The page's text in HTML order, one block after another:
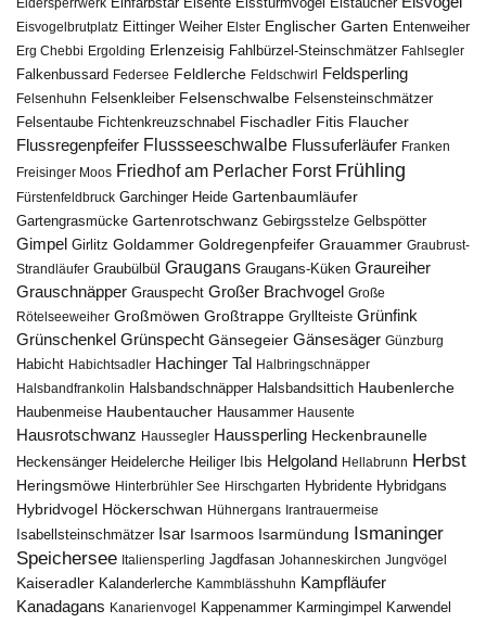
Eidersperrwerk Einfarbstar Eisente Eissturmvogel
Eisvogelbrutplatz Eittinger Weiher Elster Englischer Garten Entenweiher
Erg Chebbi Ergolding Erlenzeisig Fahlbürzel-Steinschmätzer Fahlsegler
Falkenbussard Federsee Feldlerche Feldschwirl Feldsperling
Felsenhuhn Felsenkleiber Felsenschwalbe Felsensteinschmätzer
Felsentaube Fichtenkreuzschnabel Fischadler Fitis Flaucher
Flussregenpfeifer Flussseeschwalbe Flussuferläufer Franken
Freisinger Moos Friedhof am Perlacher Forst Frühling
Fürstenfeldbruck Garchinger Heide Gartenbaumläufer
Gartengrasmücke Gartenrotschwanz Gebirgsstelze Gelbspötter
Gimpel Girlitz Goldammer Goldregenpfeifer Grauammer Graubrust-
Strandläufer Graubülbül Graugans Graugans-Küken Graureiher
Grauschnäpper Grauspecht Großer Brachvogel Große
Rötelseeweiher Großmöwen Großtrappe Gryllteiste Grünfink
Grünschenkel Grünspecht Gänsegeier Gänsesäger Günzburg
Habicht Habichtsadler Hachinger Tal Halbringschnäpper
Halsbandfrankolin Halsbandschnäpper Halsbandsittich Haubenlerche
Haubenmeise Haubentaucher Hausammer Hausente
Hausrotschwanz Haussegler Haussperling Heckenbraunelle
Heckensänger Heidelerche Heiliger Ibis Helgoland Hellabrunn Herbst
Heringsmöwe Hinterbrühler See Hirschgarten Hybridente Hybridgans
Hybridvogel Höckerschwan Hühnergans Irantrauermeise
Isabellsteinschmätzer Isar Isarmoos Isarmündung Ismaninger
Speichersee Italiensperling Jagdfasan Johanneskirchen Jungvögel
Kaiseradler Kalanderlerche Kammblässhuhn Kampfläufer
Kanadagans Kanarienvogel Kappenammer Karmingimpel Karwendel